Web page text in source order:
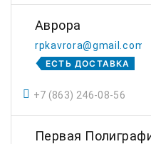
Аврора
rpkavrora@gmail.com
ЕСТЬ ДОСТАВКА
+7 (863) 246-08-56
Первая